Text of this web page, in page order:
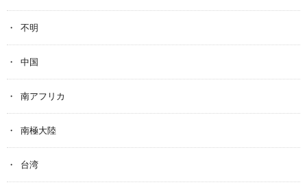
不明
中国
南アフリカ
南極大陸
台湾